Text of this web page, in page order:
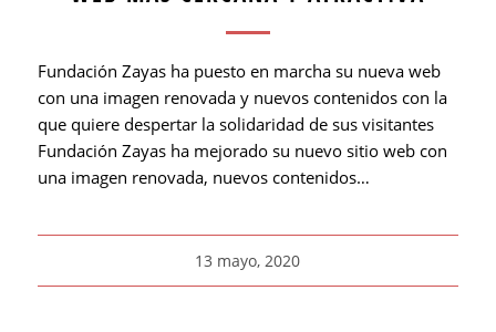
Fundación Zayas ha puesto en marcha su nueva web
con una imagen renovada y nuevos contenidos con la
que quiere despertar la solidaridad de sus visitantes
Fundación Zayas ha mejorado su nuevo sitio web con
una imagen renovada, nuevos contenidos…
13 mayo, 2020